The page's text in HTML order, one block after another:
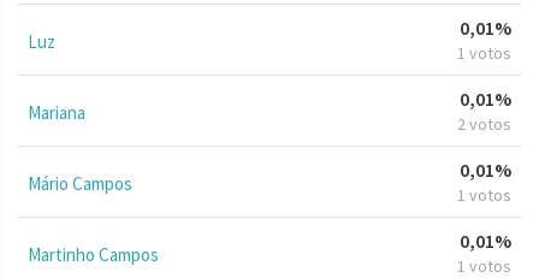
Luz
0,01%
1 votos
Mariana
0,01%
2 votos
Mário Campos
0,01%
1 votos
Martinho Campos
0,01%
1 votos